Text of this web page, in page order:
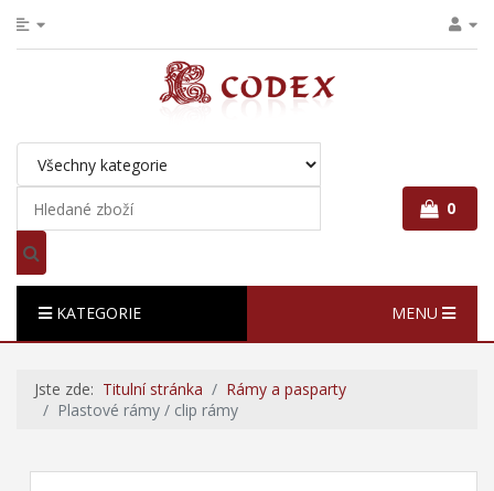
0
KATEGORIE MENU
Jste zde: Titulní stránka
Rámy a pasparty
Plastové rámy / clip rámy